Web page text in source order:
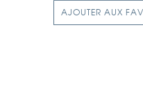
AJOUTER AUX